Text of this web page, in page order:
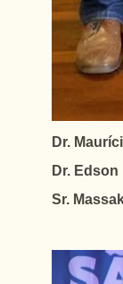
Dr.
Dr.
Sr.